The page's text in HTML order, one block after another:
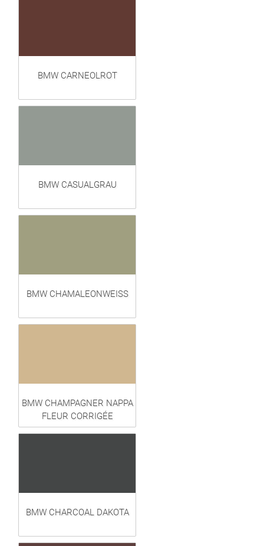
BMW CARNEOLROT
BMW CASUALGRAU
BMW CHAMALEONWEISS
BMW CHAMPAGNER NAPPA
FLEUR CORRIGÉE
BMW CHARCOAL DAKOTA